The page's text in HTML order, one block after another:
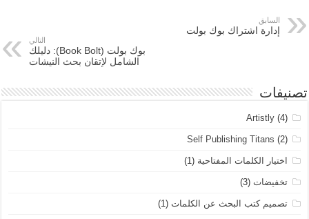
السابق
إدارة اشتراك بوك بولت
التالي
بوك بولت (Book Bolt): دليلك
الشامل لإتقان بحث النيشات
تصنيفات
Artistly(4)
Self Publishing Titans (2)
اختيار الكلمات المفتاحية (1)
تخفيضات (3)
تصميم كتب البحث عن الكلمات (1)